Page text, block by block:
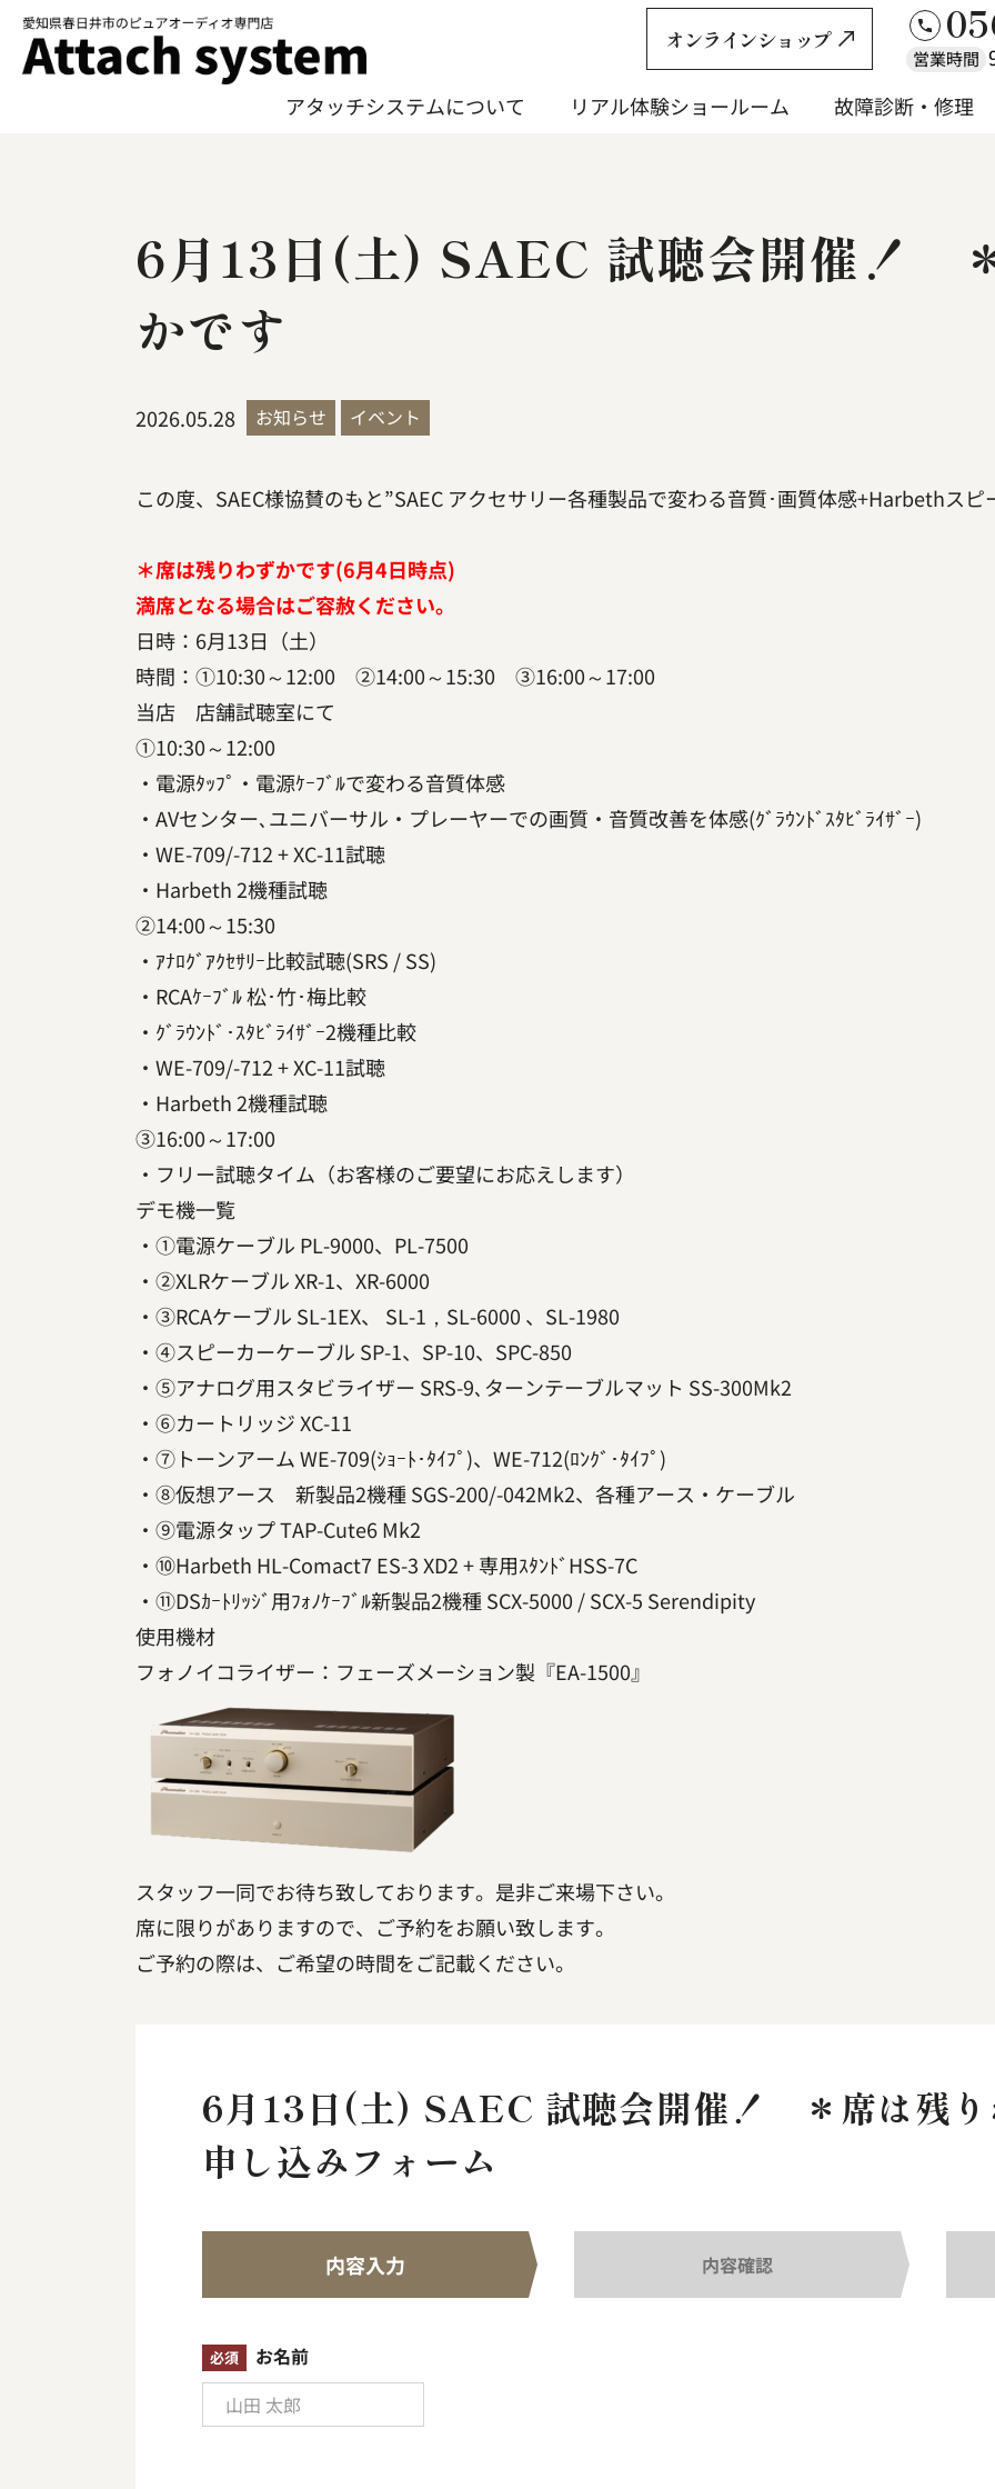
オンラインショップ
営業時間
アタッチシステムについて
リアル体験ショールーム
故障診断・修理
6月13日(土) SAEC 試聴会開催！
かです
2026.05.28 お知らせ イベント
この度、SAEC様協賛のもと”SAEC アクセサリー各種製品で変わる音質･画質体感+Harbethスピ
＊席は残りわずかです(6月4日時点)
満席となる場合はご容赦ください。
日時：6月13日（土）
時間：①10:30～12:00 ②14:00～15:30 ③16:00～17:00
当店 店舗試聴室にて
①10:30～12:00
・電源ﾀｯﾌﾟ・電源ｹｰﾌﾞﾙで変わる音質体感
・AVセンター､ユニバーサル・プレーヤーでの画質・音質改善を体感(ｸﾞﾗｳﾝﾄﾞｽﾀﾋﾞﾗｲｻﾞｰ)
・WE-709/-712 + XC-11試聴
・Harbeth 2機種試聴
②14:00～15:30
・ｱﾅﾛｸﾞｱｸｾｻﾘｰ比較試聴(SRS / SS)
・RCAｹｰﾌﾞﾙ 松･竹･梅比較
・ｸﾞﾗｳﾝﾄﾞ･ｽﾀﾋﾞﾗｲｻﾞｰ2機種比較
・WE-709/-712 + XC-11試聴
・Harbeth 2機種試聴
③16:00～17:00
・フリー試聴タイム（お客様のご要望にお応えします）
デモ機一覧
・①電源ケーブル PL-9000、PL-7500
・②XLRケーブル XR-1、XR-6000
・③RCAケーブル SL-1EX、 SL-1，SL-6000 、SL-1980
・④スピーカーケーブル SP-1、SP-10、SPC-850
・⑤アナログ用スタビライザー SRS-9､ターンテーブルマット SS-300Mk2
・⑥カートリッジ XC-11
・⑦トーンアーム WE-709(ｼｮｰﾄ･ﾀｲﾌﾟ)、WE-712(ﾛﾝｸﾞ･ﾀｲﾌﾟ)
・⑧仮想アース 新製品2機種 SGS-200/-042Mk2、各種アース・ケーブル
・⑨電源タップ TAP-Cute6 Mk2
・⑩Harbeth HL-Comact7 ES-3 XD2 + 専用ｽﾀﾝﾄﾞHSS-7C
・⑪DSｶｰﾄﾘｯｼﾞ用ﾌｫﾉｹｰﾌﾞﾙ新製品2機種 SCX-5000 / SCX-5 Serendipity
使用機材
フォノイコライザー：フェーズメーション製『EA-1500』
スタッフ一同でお待ち致しております。是非ご来場下さい。
席に限りがありますので、ご予約をお願い致します。
ご予約の際は、ご希望の時間をご記載ください。
6月13日(土) SAEC 試聴会開催！ ＊席は残り
申し込みフォーム
内容入力 内容確認
必須 お名前